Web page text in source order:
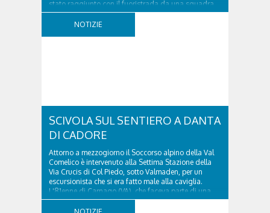
stato raggiunto con il fuoristrada da una squadra
del Soccorso alpino della Val Pettorina...
NOTIZIE
SCIVOLA SUL SENTIERO A DANTA
DI CADORE
Attorno a mezzogiorno il Soccorso alpino della Val
Comelico è intervenuto alla Settima Stazione della
Via Crucis di Col Piedo, sotto Valmaden, per un
escursionista che si era fatto male alla caviglia.
L'81enne di Carnago (VA), che faceva parte di una
comitiva e aveva riportato un trauma...